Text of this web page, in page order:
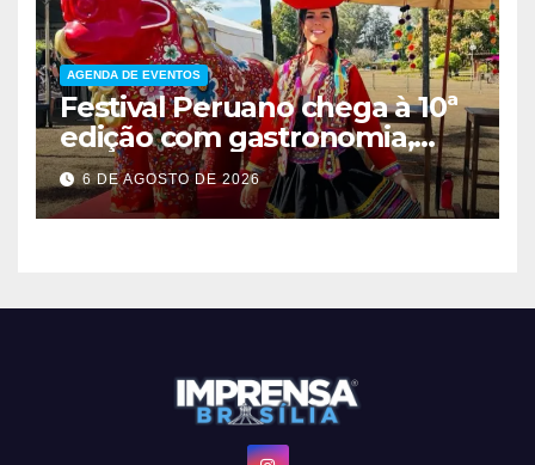
AGENDA DE EVENTOS
Festival Peruano chega à 10ª
edição com gastronomia,
música e entrada solidária
em Brasília
6 DE AGOSTO DE 2026